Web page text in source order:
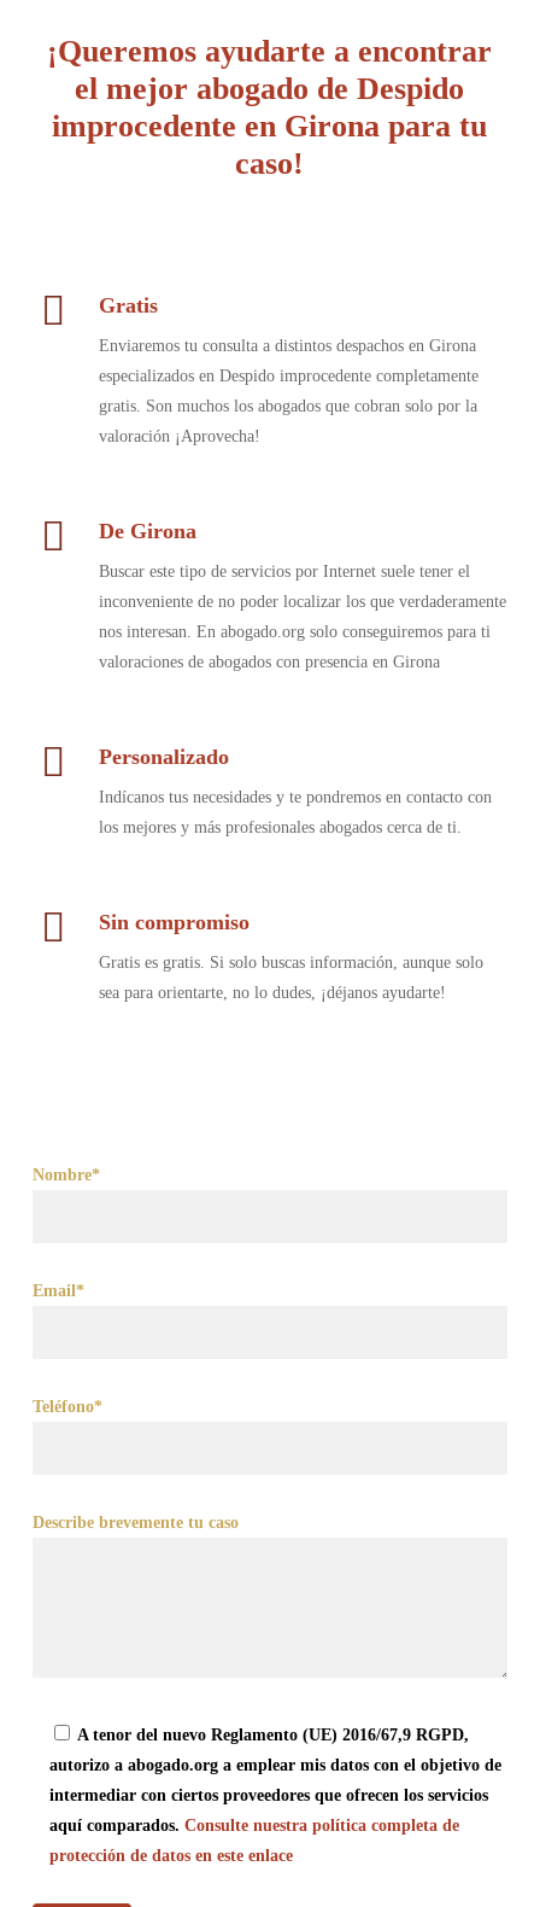
¡Queremos ayudarte a encontrar
el mejor abogado de Despido
improcedente en Girona para tu
caso!
Gratis
Enviaremos tu consulta a distintos despachos en Girona
especializados en Despido improcedente completamente
gratis. Son muchos los abogados que cobran solo por la
valoración ¡Aprovecha!
De Girona
Buscar este tipo de servicios por Internet suele tener el
inconveniente de no poder localizar los que verdaderamente
nos interesan. En abogado.org solo conseguiremos para ti
valoraciones de abogados con presencia en Girona
Personalizado
Indícanos tus necesidades y te pondremos en contacto con
los mejores y más profesionales abogados cerca de ti.
Sin compromiso
Gratis es gratis. Si solo buscas información, aunque solo
sea para orientarte, no lo dudes, ¡déjanos ayudarte!
Nombre*
Email*
Teléfono*
Describe brevemente tu caso
A tenor del nuevo Reglamento (UE) 2016/67,9 RGPD,
autorizo a abogado.org a emplear mis datos con el objetivo de
intermediar con ciertos proveedores que ofrecen los servicios
aquí comparados. Consulte nuestra política completa de
protección de datos en este enlace